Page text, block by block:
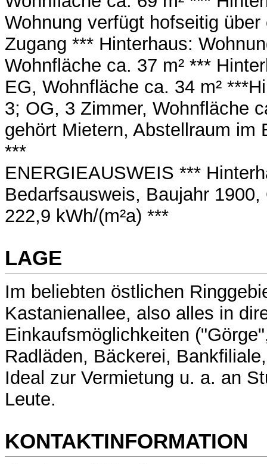
Wohnung verfügt hofseitig über
Zugang *** Hinterhaus:
Wohnfläche ca. 37 m² ***
EG, Wohnfläche ca. 34 m²
3; OG, 3 Zimmer, Wohnfläche
gehört Mietern, Abstellraum im
***
ENERGIEAUSWEIS ***
Bedarfsausweis, Baujahr
222,9 kWh/(m²a) ***
LAGE
Im beliebten östlichen
Kastanienallee, also alles in
Einkaufsmöglichkeiten
Radläden, Bäckerei,
Ideal zur Vermietung u. a. an
Leute.
KONTAKTINFORMATION